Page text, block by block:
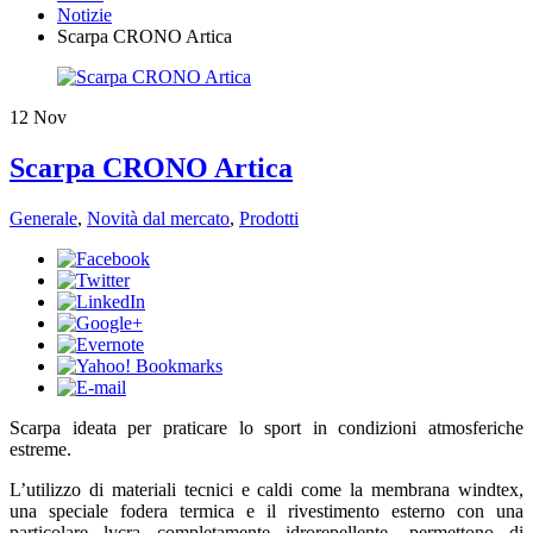
Notizie
Scarpa CRONO Artica
12 Nov
Scarpa CRONO Artica
Generale, Novità dal mercato, Prodotti
​Scarpa ideata per praticare lo sport in condizioni atmosferiche
estreme.
L’utilizzo di materiali tecnici e caldi come la membrana windtex,
una speciale fodera termica e il rivestimento esterno con una